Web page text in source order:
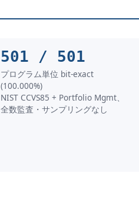
501 / 501
プログラム単位 bit-exact
(100.000%)
NIST CCVS85 + Portfolio Mgmt、
全数監査・サンプリングなし